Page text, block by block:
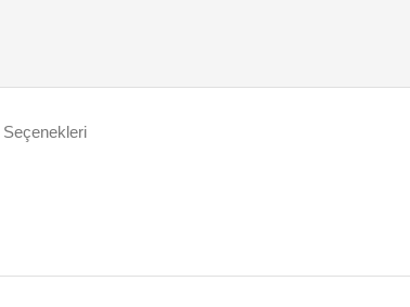
Seçenekleri